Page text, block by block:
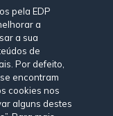
Política de cookies
Acessibilidade.
pela EDP
a
a sua
de
Por defeito,
encontram
cookies nos
alguns destes